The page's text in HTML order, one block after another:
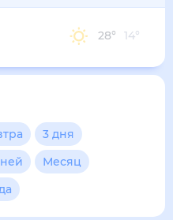
28° 14°
3 дня
Месяц